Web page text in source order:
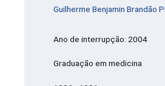
Guilherme Benjamin Brandão
Ano de interrupção: 2004
Graduação em medicina